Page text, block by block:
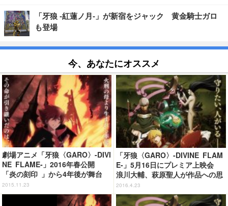
「牙狼 -紅蓮ノ月-」が新宿をジャック 黄金騎士ガロ
も登場
今、あなたにオススメ
劇場アニメ「牙狼〈GARO〉-DIVI
NE FLAME-」2016年春公開
「炎の刻印 」から4年後が舞台
2015.11.23
「牙狼〈GARO〉-DIVINE FLAM
E-」5月16日にプレミア上映会
浪川大輔、萩原聖人が作品への思
いを語る
2016.4.23